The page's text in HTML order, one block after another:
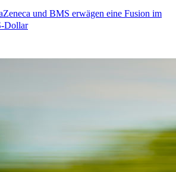
und BMS erwägen eine Fusion im
Dollar